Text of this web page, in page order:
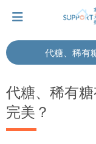
Let's walk
代糖、稀有
完美？
代糖、稀有